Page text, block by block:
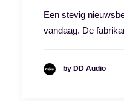
Een stevig
vandaag. De
by DD Audio